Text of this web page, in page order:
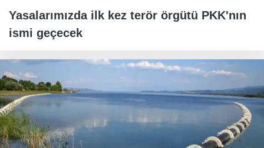
Yasalarımızda ilk kez terör örgütü PKK'nın
ismi geçecek